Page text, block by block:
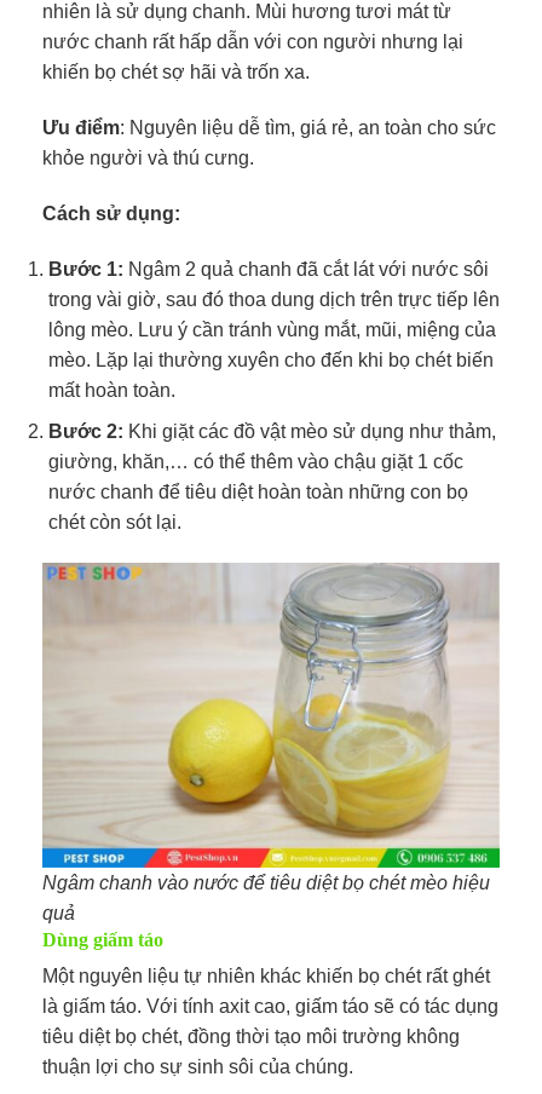
nhiên là sử dụng chanh. Mùi hương tươi mát từ
nước chanh rất hấp dẫn với con người nhưng lại
khiến bọ chét sợ hãi và trốn xa.
Ưu điểm: Nguyên liệu dễ tìm, giá rẻ, an toàn cho sức
khỏe người và thú cưng.
Cách sử dụng:
Bước 1: Ngâm 2 quả chanh đã cắt lát với nước sôi
trong vài giờ, sau đó thoa dung dịch trên trực tiếp lên
lông mèo. Lưu ý cần tránh vùng mắt, mũi, miệng của
mèo. Lặp lại thường xuyên cho đến khi bọ chét biến
mất hoàn toàn.
Bước 2: Khi giặt các đồ vật mèo sử dụng như thảm,
giường, khăn,… có thể thêm vào chậu giặt 1 cốc
nước chanh để tiêu diệt hoàn toàn những con bọ
chét còn sót lại.
Ngâm chanh vào nước để tiêu diệt bọ chét mèo hiệu
quả
Dùng giấm táo
Một nguyên liệu tự nhiên khác khiến bọ chét rất ghét
là giấm táo. Với tính axit cao, giấm táo sẽ có tác dụng
tiêu diệt bọ chét, đồng thời tạo môi trường không
thuận lợi cho sự sinh sôi của chúng.